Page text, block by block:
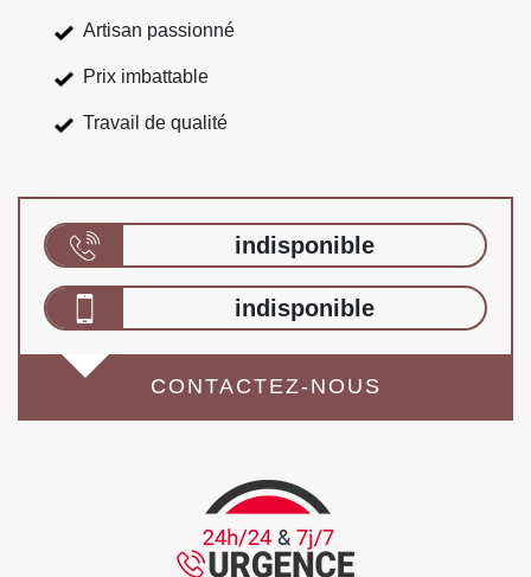
Artisan passionné
Prix imbattable
Travail de qualité
indisponible
indisponible
CONTACTEZ-NOUS